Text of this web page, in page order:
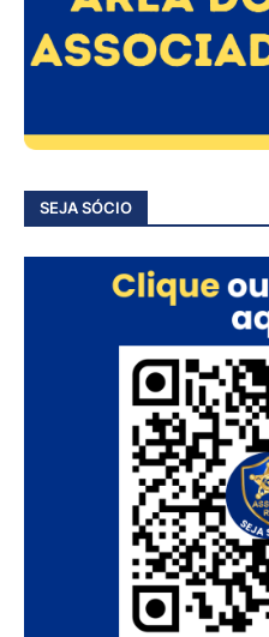
SEJA SÓCIO